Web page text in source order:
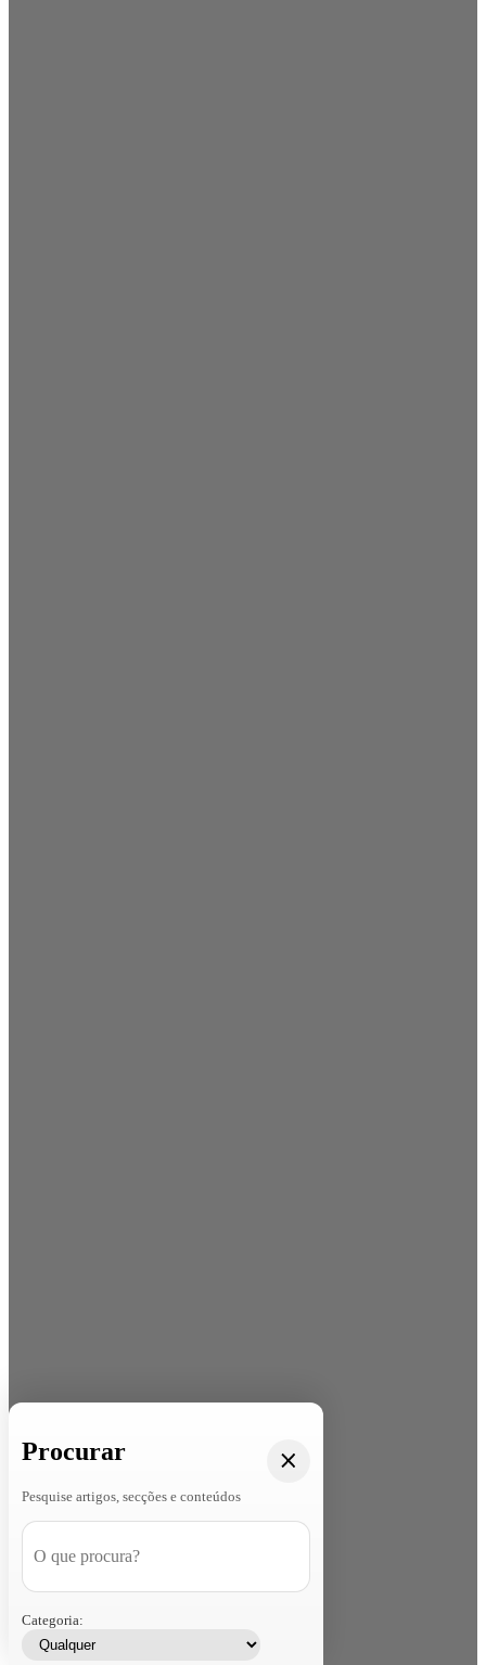
Procurar
Pesquise artigos, secções e conteúdos
Categoria: